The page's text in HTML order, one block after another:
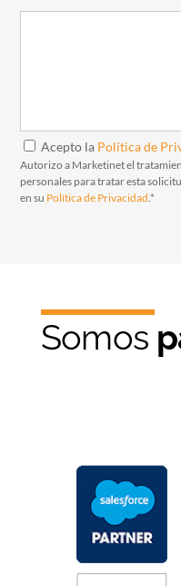
Acepto la Política de
Autorizo a Marketinet el
personales para tratar esta
en su Política de Privacidad .*
Somos